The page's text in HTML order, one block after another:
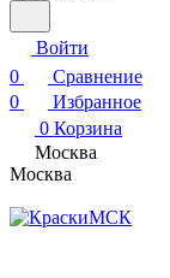
Войти
0
Сравнение
0
Избранное
0 Корзина
Москва
Москва